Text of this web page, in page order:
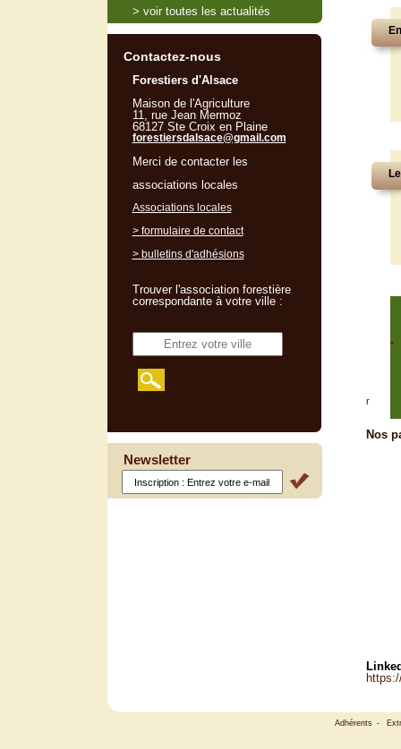
"
r
Nos
> voir toutes les actualités
Contactez-nous
Forestiers d'Alsace
Maison de l'Agriculture
11, rue Jean Mermoz
68127 Ste Croix en Plaine
forestiersdalsace@gmail.com
Merci de contacter les
associations locales
Associations locales
> formulaire de contact
> bulletins d'adhésions
Trouver l'association forestière
correspondante à votre ville :
Newsletter
Adhérents -